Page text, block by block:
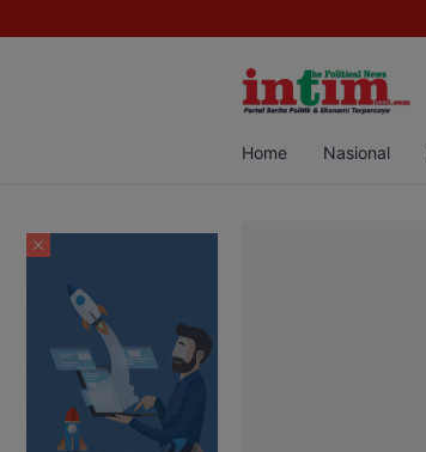
Sabu di Pangkalan Bun, Dua Pelaku Diamankan
Home Nasional